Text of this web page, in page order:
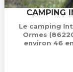
CAMPING
Le camping
Ormes
environ 46